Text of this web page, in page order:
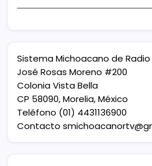
Sistema Michoacano de Radio
José Rosas Moreno #200
Colonia Vista Bella
CP 58090, Morelia, México
Teléfono (01) 4431136900
Contacto